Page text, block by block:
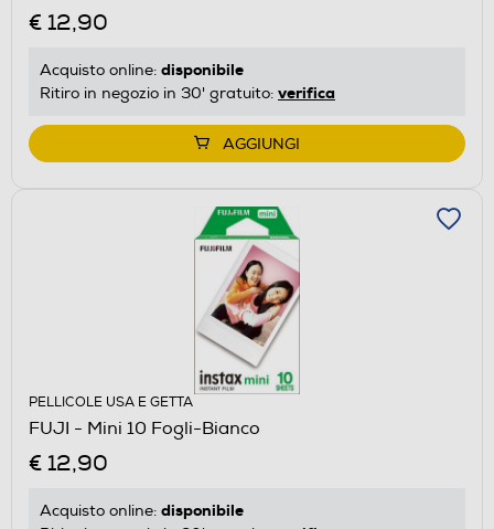
€ 12,90
Acquisto online: disponibile
Ritiro in negozio in 30' gratuito: verifica
AGGIUNGI
PELLICOLE USA E GETTA
FUJI - Mini 10 Fogli-Bianco
€ 12,90
Acquisto online: disponibile